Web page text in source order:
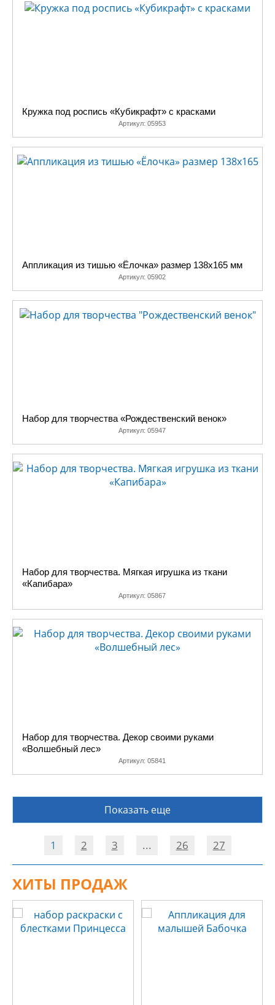
Кружка под роспись «Кубикрафт» с красками
Артикул: 05953
Аппликация из тишью «Ёлочка» размер 138х165 мм
Артикул: 05902
Набор для творчества «Рождественский венок»
Артикул: 05947
Набор для творчества. Мягкая игрушка из ткани
«Капибара»
Артикул: 05867
Набор для творчества. Декор своими руками
«Волшебный лес»
Артикул: 05841
Показать еще
1 2 3 ... 26 27
ХИТЫ ПРОДАЖ